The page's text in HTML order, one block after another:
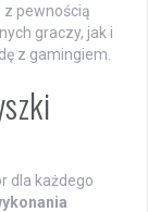
pewnością
graczy, jak i
z gamingiem.
dla każdego